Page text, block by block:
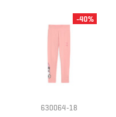
630064-18
-40%